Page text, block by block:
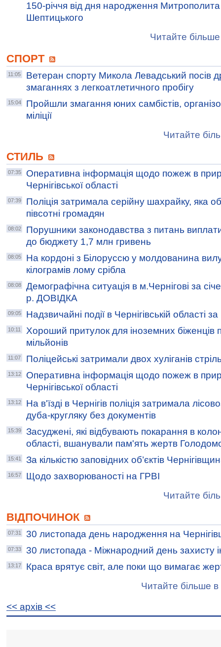
150-річчя від дня народження
Шептицького
Читайте більше
СПОРТ
11:05
Ветеран спорту Микола Левадський посів
змаганнях з легкоатлетичного пробігу
15:04
Пройшли змагання юних самбістів,
міліції
Читайте
СТИЛЬ
07:35
Оперативна інформація щодо пожеж в
Чернігівської області
07:39
Поліція затримала серійну шахрайку, яка
півсотні громадян
08:02
Порушники законодавства з питань
до бюджету 1,7 млн гривень
08:05
На кордоні з Білоруссю у молдованина
кілограмів лому срібла
08:08
Демографічна ситуація в м.Чернігові за
р. ДОВІДКА
09:05 Надзвичайні події в Чернігівській області
10:11
Хороший притулок для іноземних
мільйонів
11:07 Поліцейські затримали двох хуліганів
13:12
Оперативна інформація щодо пожеж в
Чернігівської області
13:12
На в'їзді в Чернігів поліція затримала
дуба-кругляку без документів
15:39
Засуджені, які відбувають покарання в
області, вшанували пам'ять жертв
15:41 За кількістю заповідних об’єктів
16:57
Щодо захворюваності на ГРВІ
Читайте
ВІДПОЧИНОК
07:31 30 листопада день народження на
07:33 30 листопада - Міжнародний день захисту
13:17
Краса врятує світ, але поки що вимагає
Читайте більше в
<< архiв <<